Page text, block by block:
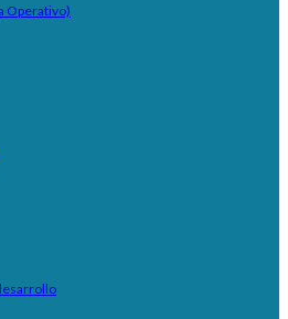
Operativo)